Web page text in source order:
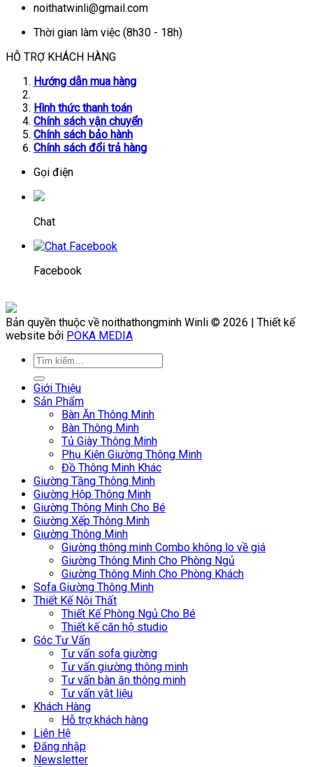
noithatwinli@gmail.com
Thời gian làm việc (8h30 - 18h)
HỖ TRỢ KHÁCH HÀNG
Hướng dẫn mua hàng
Hình thức thanh toán
Chính sách vận chuyển
Chính sách bảo hành
Chính sách đổi trả hàng
Gọi điện
Chat
Facebook
Bản quyền thuộc về noithathongminh Winli © 2026 | Thiết kế
website bởi POKA MEDIA
Giới Thiệu
Sản Phẩm
Bàn Ăn Thông Minh
Bàn Thông Minh
Tủ Giày Thông Minh
Phụ Kiện Giường Thông Minh
Đồ Thông Minh Khác
Giường Tầng Thông Minh
Giường Hộp Thông Minh
Giường Thông Minh Cho Bé
Giường Xếp Thông Minh
Giường Thông Minh
Giường thông minh Combo không lo về giá
Giường Thông Minh Cho Phòng Ngủ
Giường Thông Minh Cho Phòng Khách
Sofa Giường Thông Minh
Thiết Kế Nội Thất
Thiết Kế Phòng Ngủ Cho Bé
Thiết kế căn hộ studio
Góc Tư Vấn
Tư vấn sofa giường
Tư vấn giường thông minh
Tư vấn bàn ăn thông minh
Tư vấn vật liệu
Khách Hàng
Hỗ trợ khách hàng
Liên Hệ
Đăng nhập
Newsletter